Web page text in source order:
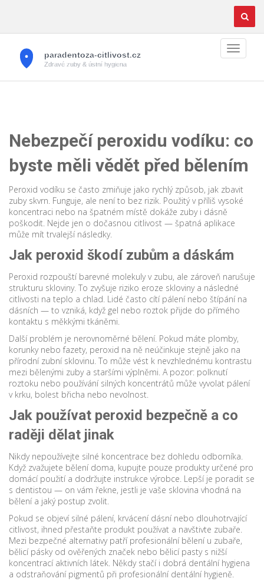
Nebezpečí peroxidu vodíku: co
byste měli vědět před bělením
Peroxid vodíku se často zmiňuje jako rychlý způsob, jak zbavit
zuby skvrn. Funguje, ale není to bez rizik. Použitý v příliš vysoké
koncentraci nebo na špatném místě dokáže zuby i dásně
poškodit. Nejde jen o dočasnou citlivost — špatná aplikace
může mít trvalejší následky.
Jak peroxid škodí zubům a dáskám
Peroxid rozpouští barevné molekuly v zubu, ale zároveň narušuje
strukturu skloviny. To zvyšuje riziko eroze skloviny a následné
citlivosti na teplo a chlad. Lidé často cítí pálení nebo štípání na
dásních — to vzniká, když gel nebo roztok přijde do přímého
kontaktu s měkkými tkáněmi.
Další problém je nerovnoměrné bělení. Pokud máte plomby,
korunky nebo fazety, peroxid na ně neúčinkuje stejně jako na
přírodní zubní sklovinu. To může vést k nevzhlednému kontrastu
mezi bělenými zuby a staršími výplněmi. A pozor: polknutí
roztoku nebo používání silných koncentrátů může vyvolat pálení
v krku, bolest břicha nebo nevolnost.
Jak používat peroxid bezpečně a co
raději dělat jinak
Nikdy nepoužívejte silné koncentrace bez dohledu odborníka.
Když zvažujete bělení doma, kupujte pouze produkty určené pro
domácí použití a dodržujte instrukce výrobce. Lepší je poradit se
s dentistou — on vám řekne, jestli je vaše sklovina vhodná na
bělení a jaký postup zvolit.
Pokud se objeví silné pálení, krvácení dásní nebo dlouhotrvající
citlivost, ihned přestaňte produkt používat a navštivte zubaře.
Mezi bezpečné alternativy patří profesionální bělení u zubaře,
bělicí pásky od ověřených značek nebo bělicí pasty s nižší
koncentrací aktivních látek. Někdy stačí i dobrá dentální hygiena
a odstraňování pigmentů při profesionální dentální hygieně.